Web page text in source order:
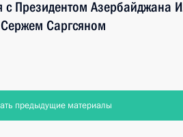
с Президентом Азербайджана
Саргсяном
предыдущие материалы